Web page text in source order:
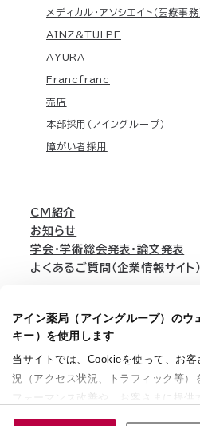
アイン薬局（アイングループ）の
キー）を使用します
当サイトでは、Cookieを使って、お
況（アクセス状況、トラフィック等）
フォーマンス改善や、お客さまに提供
ために使用することがあります。 ま
メディカル・アソシエイト（医療事務
AINZ&TULPE
AYURA
Francfranc
売店
本部採用（アイングループ）
障がい者採用
CM紹介
お知らせ
学会・学術総会発表・論文発表
よくあるご質問（企業情報サイト）
English
個人情報保護方針 ウェブア